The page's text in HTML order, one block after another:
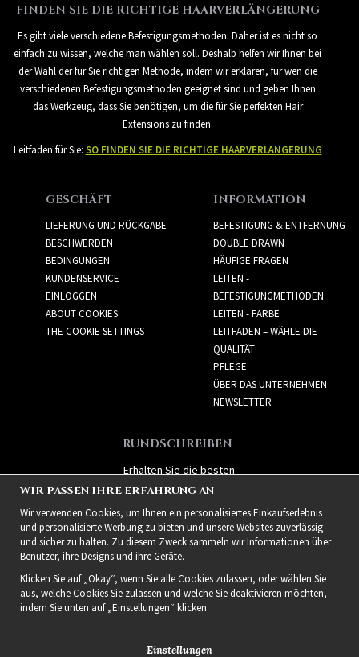
FINDEN SIE DIE RICHTIGE HAARVERLÄNGERUNG
Es gibt viele verschiedene Befestigungsmethoden. Daher ist es nicht so
einfach zu wissen, welche man wählen soll. Deshalb helfen wir Ihnen bei
der Wahl der für Sie richtigen Methode, indem wir erklären, für wen die
verschiedenen Befestigungsmethoden geeignet sind und geben Ihnen
das Werkzeug, dass Sie benötigen, um die für Sie perfekten Hair
Extensions zu finden.
Leitfaden für Sie: SO FINDEN SIE DIE RICHTIGE HAARVERLÄNGERUNG
GESCHÄFT
LIEFERUNG UND RÜCKGABE
BESCHWERDEN
BEDINGUNGEN
KUNDENSERVICE
EINLOGGEN
ABOUT COOKIES
THE COOKIE SETTINGS
INFORMATION
BEFESTIGUNG & ENTFERNUNG
DOUBLE DRAWN
HÄUFIGE FRAGEN
LEITEN -
BEFESTIGUNGMETHODEN
LEITEN - FARBE
LEITFADEN – WÄHLE DIE
QUALITÄT
PFLEGE
ÜBER DAS UNTERNEHMEN
NEWSLETTER
RUNDSCHREIBEN
Erhalten Sie die besten
Angebote und spannende
neue Produkte!
WIR PASSEN IHRE ERFAHRUNG AN
Wir verwenden Cookies, um Ihnen ein personalisiertes Einkaufserlebnis
und personalisierte Werbung zu bieten und unsere Websites zuverlässig
und sicher zu halten. Zu diesem Zweck sammeln wir Informationen über
Benutzer, ihre Designs und ihre Geräte.
Klicken Sie auf „Okay“, wenn Sie alle Cookies zulassen, oder wählen Sie
aus, welche Cookies Sie zulassen und welche Sie deaktivieren möchten,
indem Sie unten auf „Einstellungen“ klicken.
Einstellungen